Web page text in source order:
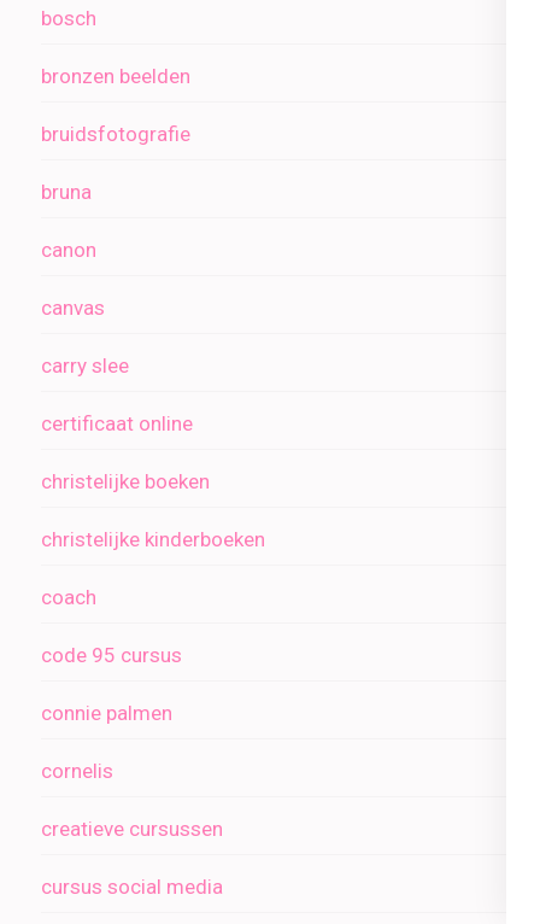
bosch
bronzen beelden
bruidsfotografie
bruna
canon
canvas
carry slee
certificaat online
christelijke boeken
christelijke kinderboeken
coach
code 95 cursus
connie palmen
cornelis
creatieve cursussen
cursus social media